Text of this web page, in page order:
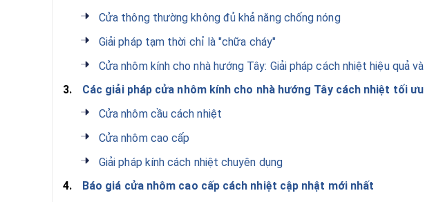
Cửa thông thường không đủ khả năng chống nóng
Giải pháp tạm thời chỉ là "chữa cháy"
Cửa nhôm kính cho nhà hướng Tây: Giải pháp cách nhiệt hiệu quả
3.
Các giải pháp cửa nhôm kính cho nhà hướng Tây cách nhiệt tối ưu
Cửa nhôm cầu cách nhiệt
Cửa nhôm cao cấp
Giải pháp kính cách nhiệt chuyên dụng
4.
Báo giá cửa nhôm cao cấp cách nhiệt cập nhật mới nhất